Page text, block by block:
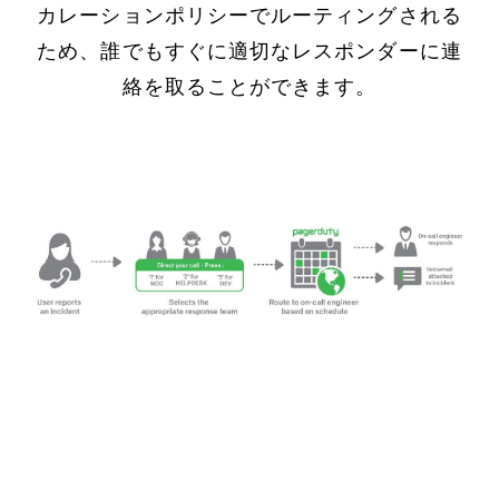
カレーションポリシーでルーティングされる
ため、誰でもすぐに適切なレスポンダーに連
絡を取ることができます。